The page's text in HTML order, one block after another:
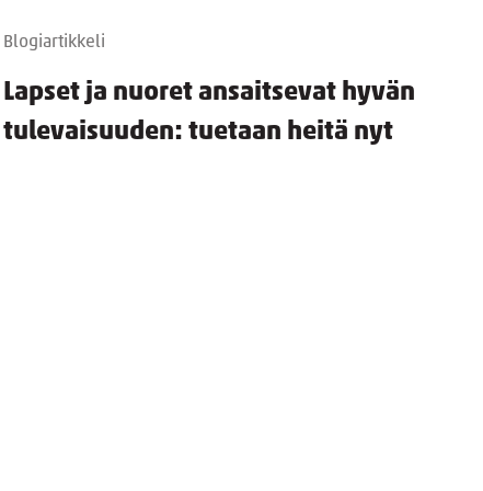
Blogiartikkeli
Lapset ja nuoret ansaitsevat hyvän
tulevaisuuden: tuetaan heitä nyt